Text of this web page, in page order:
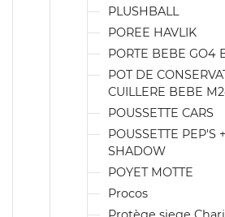
PLUSHBALL
POREE HAVLIK
PORTE BEBE GO4
POT DE
CUILLERE BEBE
POUSSETTE CARS
POUSSETTE PEP'S
SHADOW
POYET MOTTE
Procos